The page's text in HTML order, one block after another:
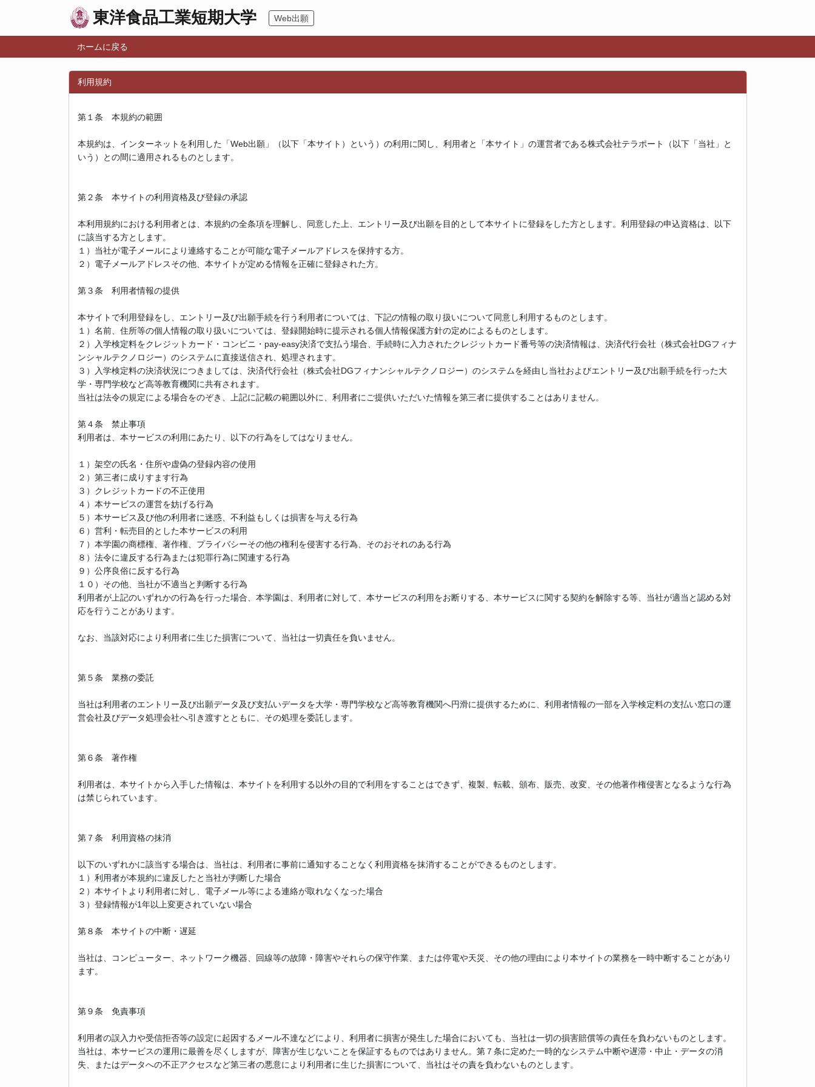
東洋食品工業短期大学 Web出願
ホームに戻る
利用規約
第１条 本規約の範囲
本規約は、インターネットを利用した「Web出願」（以下「本サイト）という）の利用に関し、利用者と「本サイト」の運営者である株式会社テラポート（以下「当社」と
いう）との間に適用されるものとします。
第２条 本サイトの利用資格及び登録の承認
本利用規約における利用者とは、本規約の全条項を理解し、同意した上、エントリー及び出願を目的として本サイトに登録をした方とします。利用登録の申込資格は、以下
に該当する方とします。
１）当社が電子メールにより連絡することが可能な電子メールアドレスを保持する方。
２）電子メールアドレスその他、本サイトが定める情報を正確に登録された方。
第３条 利用者情報の提供
本サイトで利用登録をし、エントリー及び出願手続を行う利用者については、下記の情報の取り扱いについて同意し利用するものとします。
１）名前、住所等の個人情報の取り扱いについては、登録開始時に提示される個人情報保護方針の定めによるものとします。
２）入学検定料をクレジットカード・コンビニ・pay-easy決済で支払う場合、手続時に入力されたクレジットカード番号等の決済情報は、決済代行会社（株式会社DGフィナ
ンシャルテクノロジー）のシステムに直接送信され、処理されます。
３）入学検定料の決済状況につきましては、決済代行会社（株式会社DGフィナンシャルテクノロジー）のシステムを経由し当社およびエントリー及び出願手続を行った大
学・専門学校など高等教育機関に共有されます。
当社は法令の規定による場合をのぞき、上記に記載の範囲以外に、利用者にご提供いただいた情報を第三者に提供することはありません。
第４条 禁止事項
利用者は、本サービスの利用にあたり、以下の行為をしてはなりません。
１）架空の氏名・住所や虚偽の登録内容の使用
２）第三者に成りすます行為
３）クレジットカードの不正使用
４）本サービスの運営を妨げる行為
５）本サービス及び他の利用者に迷惑、不利益もしくは損害を与える行為
６）営利・転売目的とした本サービスの利用
７）本学園の商標権、著作権、プライバシーその他の権利を侵害する行為、そのおそれのある行為
８）法令に違反する行為または犯罪行為に関連する行為
９）公序良俗に反する行為
１０）その他、当社が不適当と判断する行為
利用者が上記のいずれかの行為を行った場合、本学園は、利用者に対して、本サービスの利用をお断りする、本サービスに関する契約を解除する等、当社が適当と認める対
応を行うことがあります。
なお、当該対応により利用者に生じた損害について、当社は一切責任を負いません。
第５条 業務の委託
当社は利用者のエントリー及び出願データ及び支払いデータを大学・専門学校など高等教育機関へ円滑に提供するために、利用者情報の一部を入学検定料の支払い窓口の運
営会社及びデータ処理会社へ引き渡すとともに、その処理を委託します。
第６条 著作権
利用者は、本サイトから入手した情報は、本サイトを利用する以外の目的で利用をすることはできず、複製、転載、頒布、販売、改変、その他著作権侵害となるような行為
は禁じられています。
第７条 利用資格の抹消
以下のいずれかに該当する場合は、当社は、利用者に事前に通知することなく利用資格を抹消することができるものとします。
１）利用者が本規約に違反したと当社が判断した場合
２）本サイトより利用者に対し、電子メール等による連絡が取れなくなった場合
３）登録情報が1年以上変更されていない場合
第８条 本サイトの中断・遅延
当社は、コンピューター、ネットワーク機器、回線等の故障・障害やそれらの保守作業、または停電や天災、その他の理由により本サイトの業務を一時中断することがあり
ます。
第９条 免責事項
利用者の誤入力や受信拒否等の設定に起因するメール不達などにより、利用者に損害が発生した場合においても、当社は一切の損害賠償等の責任を負わないものとします。
当社は、本サービスの運用に最善を尽くしますが、障害が生じないことを保証するものではありません。第７条に定めた一時的なシステム中断や遅滞・中止・データの消
失、またはデータへの不正アクセスなど第三者の悪意により利用者に生じた損害について、当社はその責を負わないものとします。